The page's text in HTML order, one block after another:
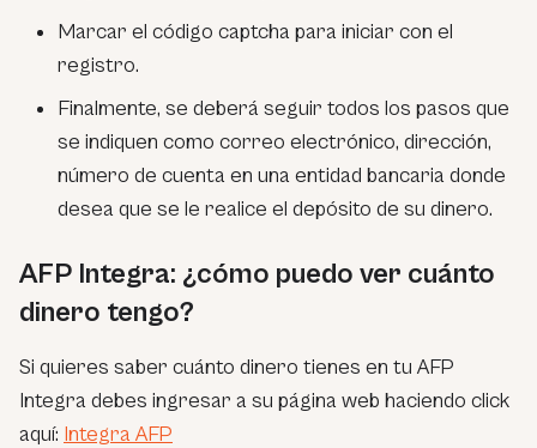
Marcar el código captcha para iniciar con el
registro.
Finalmente, se deberá seguir todos los pasos que
se indiquen como correo electrónico, dirección,
número de cuenta en una entidad bancaria donde
desea que se le realice el depósito de su dinero.
AFP Integra: ¿cómo puedo ver cuánto
dinero tengo?
Si quieres saber cuánto dinero tienes en tu AFP
Integra debes ingresar a su página web haciendo click
aquí: Integra AFP